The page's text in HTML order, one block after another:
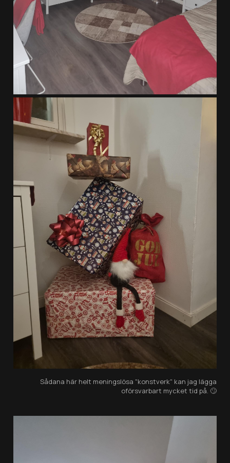
Sådana här helt meningslösa "konstverk" kan jag lägga
oförsvarbart mycket tid på. 🙄